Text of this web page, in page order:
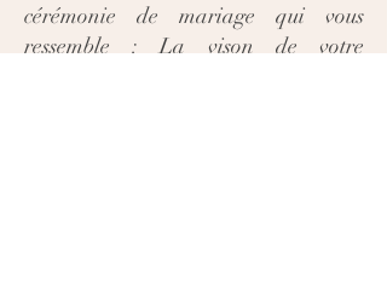
cérémonie de mariage qui vous
ressemble : La vison de votre